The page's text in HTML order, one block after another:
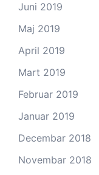
Juni 2019
Maj 2019
April 2019
Mart 2019
Februar 2019
Januar 2019
Decembar 2018
Novembar 2018